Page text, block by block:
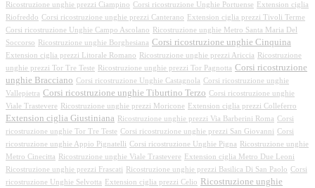
Ricostruzione unghie prezzi Ciampino Corsi ricostruzione Unghie Portuense
Extension ciglia
Riofreddo Corsi ricostruzione unghie prezzi Canterano
Extension ciglia prezzi Tivoli Terme
Corsi ricostruzione Unghie Campo Ascolano
Ricostruzione unghie Metro Santa Maria Del
Soccorso
Ricostruzione unghie Borghesiana Corsi ricostruzione unghie Cinquina
Extension ciglia prezzi Litorale Romano Ricostruzione unghie prezzi Ariccia
Ricostruzione
unghie prezzi Tor Tre Teste
Ricostruzione unghie prezzi Tor Pagnotta Corsi ricostruzione
unghie Bracciano Corsi ricostruzione Unghie Castagnola Corsi ricostruzione unghie
Vallepietra Corsi ricostruzione unghie Tiburtino Terzo Corsi ricostruzione unghie
Viale Trastevere
Ricostruzione unghie prezzi Moricone Extension ciglia prezzi Colleferro
Extension ciglia Giustiniana Ricostruzione unghie prezzi Via Barberini Roma Corsi
ricostruzione unghie Tor Tre Teste Corsi ricostruzione unghie prezzi San Giovanni Corsi
ricostruzione unghie Appio Pignatelli Corsi ricostruzione Unghie Pigna
Ricostruzione unghie
Metro Cinecitta
Ricostruzione unghie Viale Trastevere
Extension ciglia Metro Due Leoni
Ricostruzione unghie prezzi Frascati
Ricostruzione unghie prezzi Basilica Di San Paolo Corsi
ricostruzione Unghie Selvotta
Extension ciglia prezzi Celio
Ricostruzione unghie